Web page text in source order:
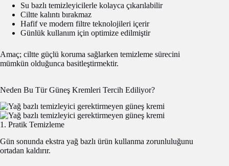
Su bazlı temizleyicilerle kolayca çıkarılabilir
Ciltte kalıntı bırakmaz
Hafif ve modern filtre teknolojileri içerir
Günlük kullanım için optimize edilmiştir
Amaç; ciltte güçlü koruma sağlarken temizleme sürecini
mümkün olduğunca basitleştirmektir.
Neden Bu Tür Güneş Kremleri Tercih Ediliyor?
1. Pratik Temizleme
Gün sonunda ekstra yağ bazlı ürün kullanma zorunluluğunu
ortadan kaldırır.